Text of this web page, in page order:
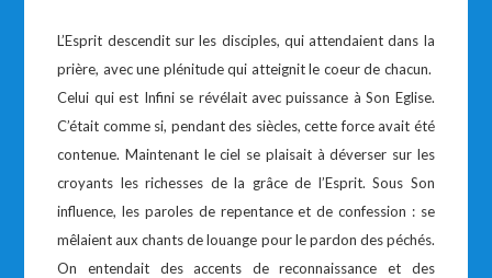
L’Esprit descendit sur les disciples, qui attendaient dans la
prière, avec une plénitude qui atteignit le coeur de chacun.
Celui qui est Infini se révélait avec puissance à Son Eglise.
C’était comme si, pendant des siècles, cette force avait été
contenue. Maintenant le ciel se plaisait à déverser sur les
croyants les richesses de la grâce de l’Esprit. Sous Son
influence, les paroles de repentance et de confession : se
mêlaient aux chants de louange pour le pardon des péchés.
On entendait des accents de reconnaissance et des